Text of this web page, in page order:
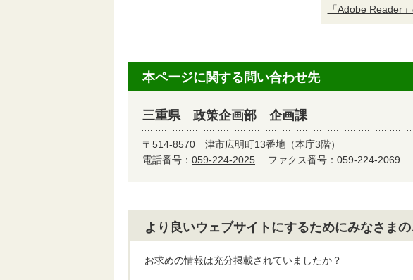
「Adobe Reader
本ページに関する問い合わせ先
三重県 政策企画部 企画課
〒514-8570 津市広明町13番地（本庁3階）
電話番号： 059-224-2025 ファクス番号：059-224-2069
より良いウェブサイトにするためにみなさま
お求めの情報は充分掲載されていましたか？